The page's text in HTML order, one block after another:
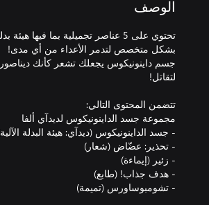
الوصف
تحتوي على 5 عناصر تجميلية بما
جسم داينونيكوس يجعلك تشعر كأنك ديناصور